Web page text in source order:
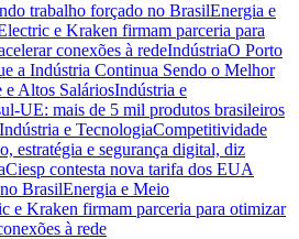
trabalho forçado no BrasilEnergia e
e Kraken firmam parceria para
conexões à redeIndústriaO Porto
a Indústria Continua Sendo o Melhor
e Altos SaláriosIndústria e
UE: mais de 5 mil produtos brasileiros
Indústria e TecnologiaCompetitividade
estratégia e segurança digital, diz
Ciesp contesta nova tarifa dos EUA
BrasilEnergia e Meio
e Kraken firmam parceria para otimizar
à rede